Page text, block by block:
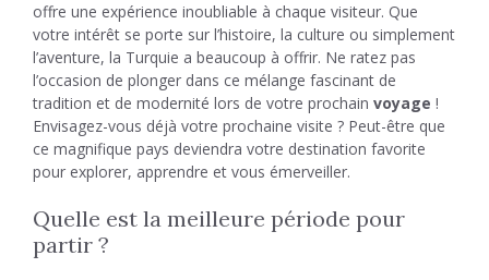
offre une expérience inoubliable à chaque visiteur. Que
votre intérêt se porte sur l’histoire, la culture ou simplement
l’aventure, la Turquie a beaucoup à offrir. Ne ratez pas
l’occasion de plonger dans ce mélange fascinant de
tradition et de modernité lors de votre prochain voyage !
Envisagez-vous déjà votre prochaine visite ? Peut-être que
ce magnifique pays deviendra votre destination favorite
pour explorer, apprendre et vous émerveiller.
Quelle est la meilleure période pour
partir ?